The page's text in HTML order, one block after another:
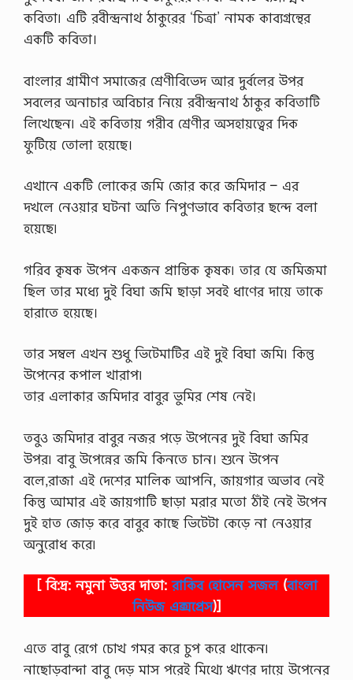
কবিতা৷ এটি রবীন্দ্রনাথ ঠাকুরের ‘চিত্রা’ নামক কাব্যগ্রন্থের
একটি কবিতা।
বাংলার গ্রামীণ সমাজের শ্রেণীবিভেদ আর দুর্বলের উপর
সবলের অনাচার অবিচার নিয়ে রবীন্দ্রনাথ ঠাকুর কবিতাটি
লিখেছেন৷ এই কবিতায় গরীব শ্রেণীর অসহায়ত্বের দিক
ফুটিয়ে তোলা হয়েছে।
এখানে একটি লোকের জমি জোর করে জমিদার – এর
দখলে নেওয়ার ঘটনা অতি নিপুণভাবে কবিতার ছন্দে বলা
হয়েছে৷
গরিব কৃষক উপেন একজন প্রান্তিক কৃষক৷ তার যে জমিজমা
ছিল তার মধ্যে দুই বিঘা জমি ছাড়া সবই ধাণের দায়ে তাকে
হারাতে হয়েছে।
তার সম্বল এখন শুধু ভিটেমাটির এই দুই বিঘা জমি৷ কিন্তু
উপেনের কপাল খারাপ৷
তার এলাকার জমিদার বাবুর ভুমির শেষ নেই।
তবুও জমিদার বাবুর নজর পড়ে উপেনের দুই বিঘা জমির
উপর৷ বাবু উপেন্নের জমি কিনতে চান। শুনে উপেন
বলে,রাজা এই দেশের মালিক আপনি, জায়গার অভাব নেই
কিন্তু আমার এই জায়গাটি ছাড়া মরার মতো ঠাঁই নেই উপেন
দুই হাত জোড় করে বাবুর কাছে ভিটেটা কেড়ে না নেওয়ার
অনুরোধ করে৷
[ বি:দ্র: নমুনা উত্তর দাতা:রাকিব হোসেন সজল(বাংলা
নিউজ এক্সপ্রেস)]
এতে বাবু রেগে চোখ গমর করে চুপ করে থাকেন৷
নাছোড়বান্দা বাবু দেড় মাস পরেই মিথ্যে ঋণের দায়ে উপেনের